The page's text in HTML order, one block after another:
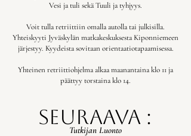
Vesi ja tuli sekä Tuuli ja tyhjyys.
Voit tulla retriittiin omalla autolla tai julkisilla.
Yhteiskyyti Jyväskylän matkakeskuksesta Kiponniemeen
järjestyy. Kyydeista sovitaan orientaatiotapaamisessa.
Yhteinen retriittiohjelma alkaa maanantaina klo 11 ja
päättyy torstaina klo 14.
Seuraava :
Tutkijan Luonto